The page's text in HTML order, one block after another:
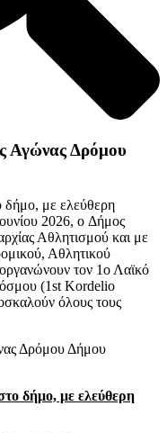
Αγώνας Δρόμου
δήμο, με ελεύθερη
2026, ο Δήμος
Αθλητισμού και με
Αθλητικού
τον 1ο Λαϊκό
(1st Kordelio
όλους τους
δήμο, με ελεύθερη